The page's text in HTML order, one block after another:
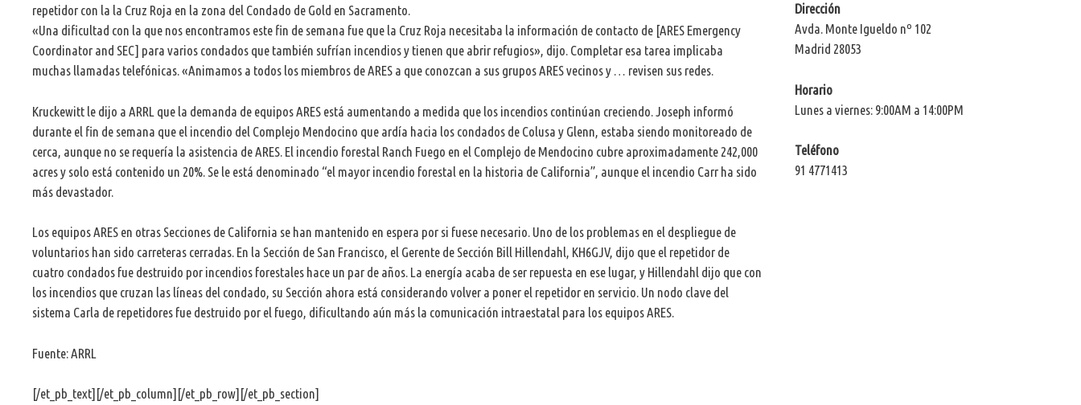
repetidor con la la Cruz Roja en la zona del Condado de Gold en Sacramento.
«Una dificultad con la que nos encontramos este fin de semana fue que la Cruz Roja necesitaba la información de contacto de [ARES Emergency
Coordinator and SEC] para varios condados que también sufrían incendios y tienen que abrir refugios», dijo. Completar esa tarea implicaba
muchas llamadas telefónicas. «Animamos a todos los miembros de ARES a que conozcan a sus grupos ARES vecinos y … revisen sus redes.
Kruckewitt le dijo a ARRL que la demanda de equipos ARES está aumentando a medida que los incendios continúan creciendo. Joseph informó
durante el fin de semana que el incendio del Complejo Mendocino que ardía hacia los condados de Colusa y Glenn, estaba siendo monitoreado de
cerca, aunque no se requería la asistencia de ARES. El incendio forestal Ranch Fuego en el Complejo de Mendocino cubre aproximadamente 242,000
acres y solo está contenido un 20%. Se le está denominado “el mayor incendio forestal en la historia de California”, aunque el incendio Carr ha sido
más devastador.
Los equipos ARES en otras Secciones de California se han mantenido en espera por si fuese necesario. Uno de los problemas en el despliegue de
voluntarios han sido carreteras cerradas. En la Sección de San Francisco, el Gerente de Sección Bill Hillendahl, KH6GJV, dijo que el repetidor de
cuatro condados fue destruido por incendios forestales hace un par de años. La energía acaba de ser repuesta en ese lugar, y Hillendahl dijo que con
los incendios que cruzan las líneas del condado, su Sección ahora está considerando volver a poner el repetidor en servicio. Un nodo clave del
sistema Carla de repetidores fue destruido por el fuego, dificultando aún más la comunicación intraestatal para los equipos ARES.
Fuente: ARRL
[/et_pb_text][/et_pb_column][/et_pb_row][/et_pb_section]
Dirección
Avda. Monte Igueldo nº 102
Madrid 28053
Horario
Lunes a viernes: 9:00AM a 14:00PM
Teléfono
91 4771413